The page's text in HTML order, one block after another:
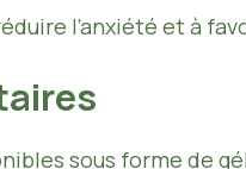
l’anxiété et à
sous forme de